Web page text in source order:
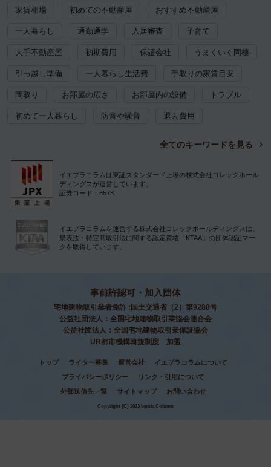
家賃相場 初めての不動産屋 おすすめ不動産屋
一人暮らし 通勤通学 入居審査 子育て
大手不動産屋 初期費用 保証会社 うまくいく同棲
引っ越し準備 一人暮らし生活費 手取りの家賃目安
間取り お部屋の広さ お部屋内の設備 トラブル
初めて一人暮らし 防音や騒音 退去費用
全てのキーワードを見る
イエプラコラムは東証スタンダード上場の株式会社コレックホール
ディングスが運営しています。
証券コード：6578
イエプラコラムを運営する株式会社コレックホールディングスは、
景表法・特定商取引法に関する認定資格「KTAA」の団体認証マー
クを取得しています。
事前許認可・加入団体
宅地建物取引業者免許 :国土交通省（2）第9288号
公益社団法人：全国宅地建物取引業協会連合会
公益社団法人：全国宅地建物取引業保証協会
UR都市機構斡旋制度 加盟
トップ ライター募集 運営会社
イエプラコラムについて
プライバシーポリシー
リンク・引用について
外部送信先一覧
サイトマップ お問い合わせ
Copyright (C) 2023 Iepula Column